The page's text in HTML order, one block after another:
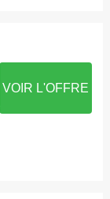
VOIR L'OFFRE